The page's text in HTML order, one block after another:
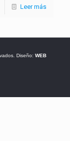
Leer más
Diseño: WEB